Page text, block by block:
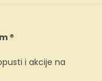
®
i akcije na